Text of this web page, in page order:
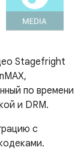
Stagefright
по времени
и DRM.
с